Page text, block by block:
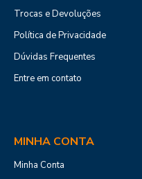
Trocas e Devoluções
Política de Privacidade
Dúvidas Frequentes
Entre em contato
MINHA CONTA
Minha Conta